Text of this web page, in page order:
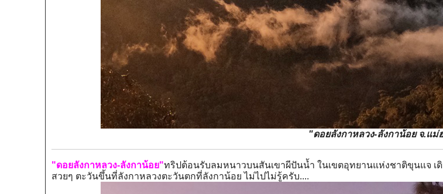
"ดอยลังกาหลวง-ลังกาน้อย จ.แม่
"ดอยลังกาหลวง-ลังกาน้อย"ทริปต้อนรับลมหนาวบนสันเขาผีปันน้ำ ในเขตอุทยานแห่งชาติขุนแจ เ
สวยๆ ตะวันขึ้นที่ลังกาหลวงตะวันตกที่ลังกาน้อย ไม่ไปไม่รู้ครับ....